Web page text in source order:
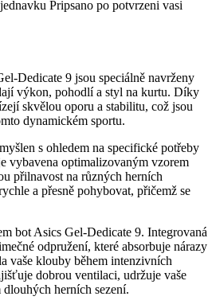
Pripsano po potvrzeni vasi
Dedicate 9 jsou speciálně navrženy
výkon, pohodlí a styl na kurtu. Díky
skvělou oporu a stabilitu, což jsou
dynamickém sportu.
s ohledem na specifické potřeby
vybavena optimalizovaným vzorem
přilnavost na různých herních
a přesně pohybovat, přičemž se
bot Asics Gel-Dedicate 9. Integrovaná
odpružení, které absorbuje nárazy
vaše klouby během intenzivních
dobrou ventilaci, udržuje vaše
herních sezení.